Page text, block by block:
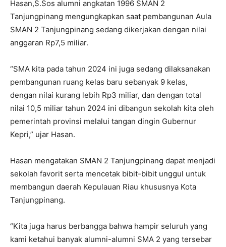
Hasan,S.Sos alumni angkatan 1996 SMAN 2
Tanjungpinang mengungkapkan saat pembangunan Aula
SMAN 2 Tanjungpinang sedang dikerjakan dengan nilai
anggaran Rp7,5 miliar.
“SMA kita pada tahun 2024 ini juga sedang dilaksanakan
pembangunan ruang kelas baru sebanyak 9 kelas,
dengan nilai kurang lebih Rp3 miliar, dan dengan total
nilai 10,5 miliar tahun 2024 ini dibangun sekolah kita oleh
pemerintah provinsi melalui tangan dingin Gubernur
Kepri,” ujar Hasan.
Hasan mengatakan SMAN 2 Tanjungpinang dapat menjadi
sekolah favorit serta mencetak bibit-bibit unggul untuk
membangun daerah Kepulauan Riau khususnya Kota
Tanjungpinang.
“Kita juga harus berbangga bahwa hampir seluruh yang
kami ketahui banyak alumni-alumni SMA 2 yang tersebar